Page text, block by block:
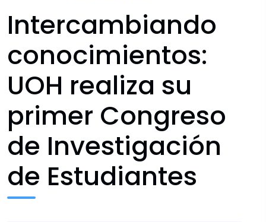
Intercambiando
conocimientos:
UOH realiza su
primer Congreso
de Investigación
de Estudiantes